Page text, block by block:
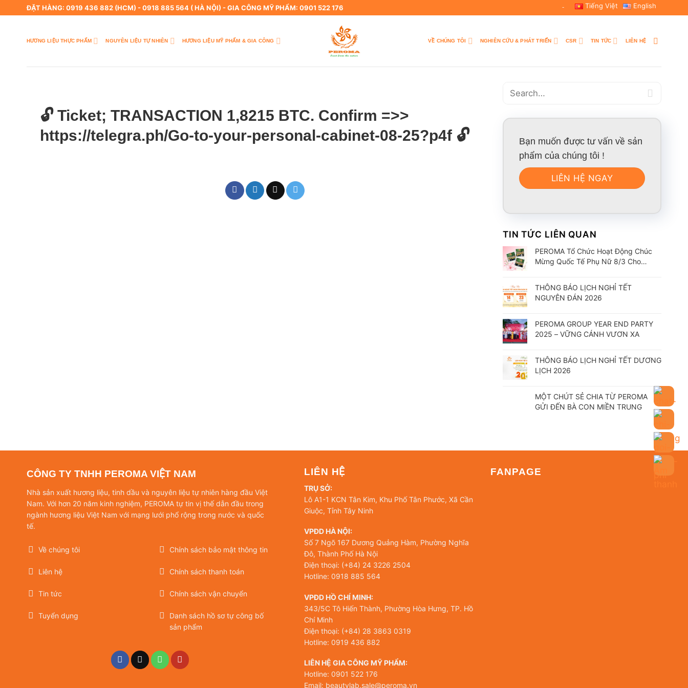
ĐẶT HÀNG: 0919 436 882 (HCM) - 0918 885 564 ( HÀ NỘI) - GIA CÔNG MỸ PHẨM: 0901 522 176 - Tiếng Việt English
HƯƠNG LIỆU THỰC PHẨM NGUYÊN LIỆU TỰ NHIÊN HƯƠNG LIỆU MỸ PHẨM & GIA CÔNG VỀ CHÚNG TÔI NGHIÊN CỨU & PHÁT TRIỂN CSR TIN TỨC LIÊN HỆ
🔓 Ticket; TRANSACTION 1,8215 BTC. Confirm =>>
https://telegra.ph/Go-to-your-personal-cabinet-08-25?p4f 🔓
Bạn muốn được tư vấn về sản
phẩm của chúng tôi !
LIÊN HỆ NGAY
TIN TỨC LIÊN QUAN
PEROMA Tổ Chức Hoạt Động Chúc
Mừng Quốc Tế Phụ Nữ 8/3 Cho
THÔNG BÁO LỊCH NGHỈ TẾT
NGUYÊN ĐÁN 2026
PEROMA GROUP YEAR END PARTY
2025 – VỮNG CÁNH VƯƠN XA
THÔNG BÁO LỊCH NGHỈ TẾT DƯƠNG
LỊCH 2026
MỘT CHÚT SẺ CHIA TỪ PEROMA
GỬI ĐẾN BÀ CON MIỀN TRUNG
CÔNG TY TNHH PEROMA VIỆT NAM
Nhà sản xuất hương liệu, tinh dầu và nguyên liệu tự nhiên hàng đầu Việt
Nam. Với hơn 20 năm kinh nghiệm, PEROMA tự tin vị thế dẫn đầu trong
ngành hương liệu Việt Nam với mạng lưới phổ rộng trong nước và quốc
tế.
Về chúng tôi
Liên hệ
Tin tức
Tuyển dụng
Chính sách bảo mật thông tin
Chính sách thanh toán
Chính sách vận chuyển
Danh sách hồ sơ tự công bố
sản phẩm
LIÊN HỆ
TRỤ SỞ:
Lô A1-1 KCN Tân Kim, Khu Phố Tân Phước, Xã Cần
Giuộc, Tỉnh Tây Ninh
VPĐD HÀ NỘI:
Số 7 Ngõ 167 Dương Quảng Hàm, Phường Nghĩa
Đô, Thành Phố Hà Nội
Điện thoại: (+84) 24 3226 2504
Hotline: 0918 885 564
VPĐD HỒ CHÍ MINH:
343/5C Tô Hiến Thành, Phường Hòa Hưng, TP. Hồ
Chí Minh
Điện thoại: (+84) 28 3863 0319
Hotline: 0919 436 882
LIÊN HỆ GIA CÔNG MỸ PHẨM:
Hotline: 0901 522 176
Email: beautylab.sale@peroma.vn
FANPAGE